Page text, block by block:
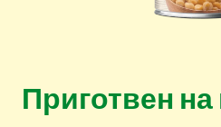
Приготвен на